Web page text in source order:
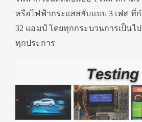
หรือไฟฟ้ากระแสสลับแบบ 3 เฟส ที่
32 แอมป์ โดยทุกกระบวนการเป็นไ
ทุกประการ